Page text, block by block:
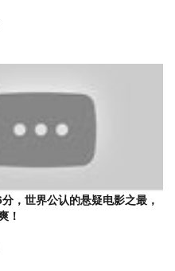
分，世界公认的悬疑电影之最，
！